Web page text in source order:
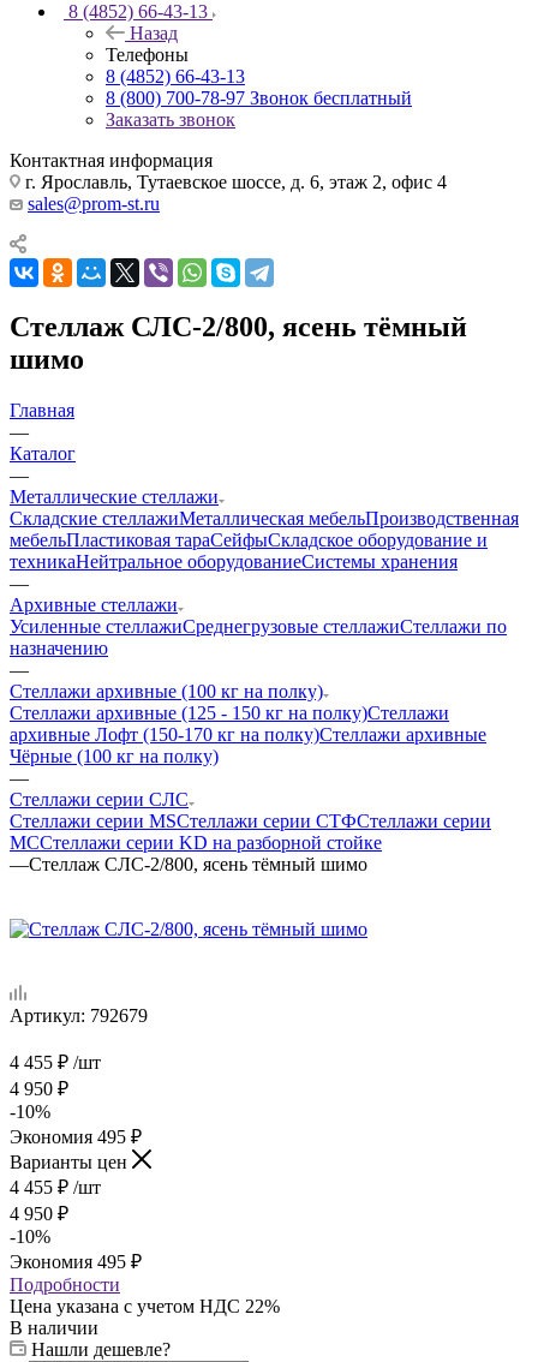
8 (4852) 66-43-13
Назад
Телефоны
8 (4852) 66-43-13
8 (800) 700-78-97 Звонок бесплатный
Заказать звонок
Контактная информация
г. Ярославль, Тутаевское шоссе, д. 6, этаж 2, офис 4
sales@prom-st.ru
Стеллаж СЛС-2/800, ясень тёмный
шимо
Главная
—
Каталог
—
Металлические стеллажи
Складские стеллажиМеталлическая мебельПроизводственная
мебельПластиковая тараСейфыСкладское оборудование и
техникаНейтральное оборудованиеСистемы хранения
—
Архивные стеллажи
Усиленные стеллажиСреднегрузовые стеллажиСтеллажи по
назначению
—
Стеллажи архивные (100 кг на полку)
Стеллажи архивные (125 - 150 кг на полку)Стеллажи
архивные Лофт (150-170 кг на полку)Стеллажи архивные
Чёрные (100 кг на полку)
—
Стеллажи серии СЛС
Стеллажи серии MSСтеллажи серии СТФСтеллажи серии
МССтеллажи серии KD на разборной стойке
—Стеллаж СЛС-2/800, ясень тёмный шимо
Артикул: 792679
4 455 ₽ /шт
4 950 ₽
-10%
Экономия 495 ₽
Варианты цен
4 455 ₽ /шт
4 950 ₽
-10%
Экономия 495 ₽
Подробности
Цена указана с учетом НДС 22%
В наличии
Нашли дешевле?